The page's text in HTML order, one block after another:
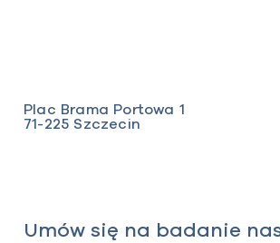
Plac Brama Portowa 1
71-225 Szczecin
Umów się na badanie